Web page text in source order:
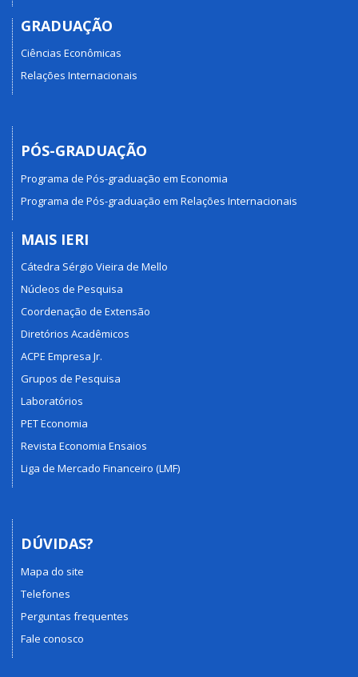
GRADUAÇÃO
Ciências Econômicas
Relações Internacionais
PÓS-GRADUAÇÃO
Programa de Pós-graduação em Economia
Programa de Pós-graduação em Relações Internacionais
MAIS IERI
Cátedra Sérgio Vieira de Mello
Núcleos de Pesquisa
Coordenação de Extensão
Diretórios Acadêmicos
ACPE Empresa Jr.
Grupos de Pesquisa
Laboratórios
PET Economia
Revista Economia Ensaios
Liga de Mercado Financeiro (LMF)
DÚVIDAS?
Mapa do site
Telefones
Perguntas frequentes
Fale conosco